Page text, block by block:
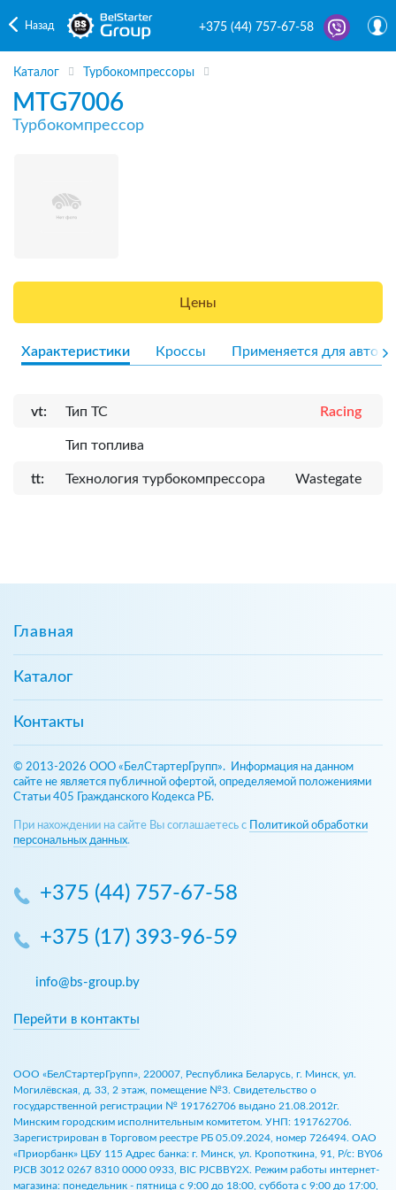
Назад +375 (44) 757-67-58
Каталог Турбокомпрессоры
MTG7006
Турбокомпрессор
Цены
Характеристики Кроссы Применяется для авто
vt: Тип ТС Racing
Тип топлива
tt: Технология турбокомпрессора Wastegate
Главная
Каталог
Контакты
© 2013-2026 ООО «БелСтартерГрупп». Информация на данном
сайте не является публичной офертой, определяемой положениями
Статьи 405 Гражданского Кодекса РБ.
При нахождении на сайте Вы соглашаетесь с
Политикой обработки
персональных данных.
+375 (44) 757-67-58
+375 (17) 393-96-59
info@bs-group.by
Перейти в контакты
ООО «БелСтартерГрупп», 220007, Республика Беларусь, г. Минск, ул.
Могилёвская, д. 33, 2 этаж, помещение №3. Свидетельство о
государственной регистрации № 191762706 выдано 21.08.2012г.
Минским городским исполнительным комитетом. УНП: 191762706.
Зарегистрирован в Торговом реестре РБ 05.09.2024, номер 726494. ОАО
«Приорбанк» ЦБУ 115 Адрес банка: г. Минск, ул. Кропоткина, 91, Р/с: BY06
PJCB 3012 0267 8310 0000 0933, BIC PJCBBY2X. Режим работы интернет-
магазина: понедельник - пятница с 9:00 до 18:00, суббота с 9:00 до 17:00,